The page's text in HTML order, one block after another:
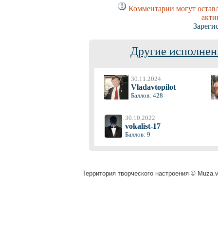
Комментарии могут
Другие
30.11.2024
Vladavtopilot
Баллов: 428
30.10.2022
vokalist-17
Баллов: 9
Территория творческого настроения ©